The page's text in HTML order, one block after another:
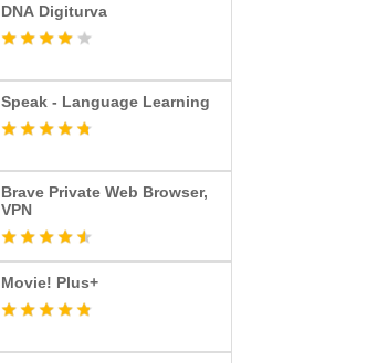
DNA Digiturva
Speak - Language Learning
Brave Private Web Browser,
VPN
Movie! Plus+